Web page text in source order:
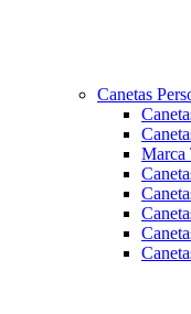
Canetas
Marca